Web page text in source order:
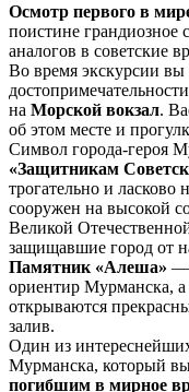
Осмотр первого в
поистине грандиозное
аналогов в советские
Во время экскурсии вы
на Морской вокзал.
об этом месте и
Символ города-героя
«Защитникам
трогательно и
сооружен на высокой
Великой
защищавшие город от
Памятник «Алеша» —
ориентир Мурманска,
открываются
залив.
Один из
Мурманска, который
погибшим в мирное